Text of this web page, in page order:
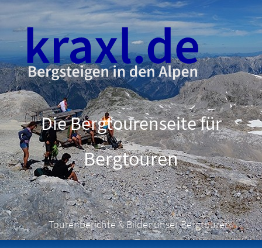
Die Bergtourenseite für
Bergtouren
Tourenberichte & Bilder unser Bergtouren